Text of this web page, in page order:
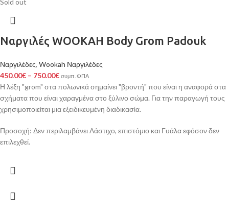
Ναργιλές WOOKAH Body Grom Padouk
Ναργιλέδες, Wookah Ναργιλέδες
450.00€ – 750.00€ συμπ. ΦΠΑ
Η λέξη "grom" στα πολωνικά σημαίνει "βροντή" που είναι η αναφορά στα
σχήματα που είναι χαραγμένα στο ξύλινο σώμα. Για την παραγωγή τους
χρησιμοποιείται μια εξειδικευμένη διαδικασία.
Προσοχή: Δεν περιλαμβάνει Λάστιχο, επιστόμιο και Γυάλα εφόσον δεν
επιλεχθεί.